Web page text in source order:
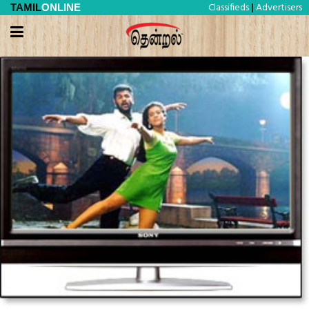
TAMILONLINE Classifieds | Advertisers